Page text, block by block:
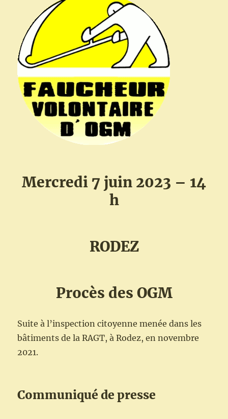
Mercredi 7 juin 2023 – 14
h
RODEZ
Procès des OGM
Suite à l’inspection citoyenne menée dans les
bâtiments de la RAGT, à Rodez, en novembre
2021.
Communiqué de presse